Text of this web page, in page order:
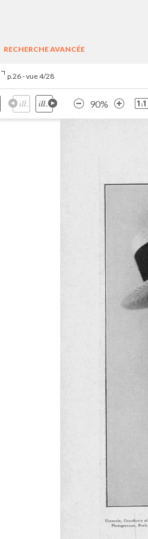
RECHERCHE AVANCÉE
p.26 - vue 4/28
90%